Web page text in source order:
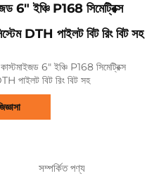
6" ইঞ্চি P168 সিমেট্রিক্স
DTH পাইলট বিট রিং বিট সহ
6" ইঞ্চি P168 সিমেট্রিক্স
পাইলট বিট রিং বিট সহ
সম্পর্কিত পণ্য